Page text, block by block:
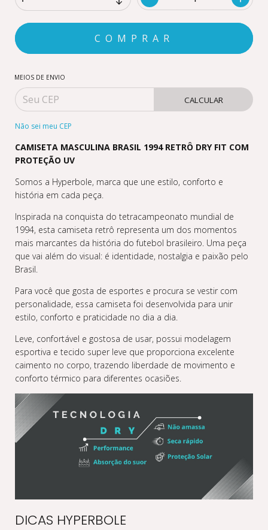
MEIOS DE ENVIO
CALCULAR
Não sei meu CEP
CAMISETA MASCULINA BRASIL 1994 RETRÔ DRY FIT COM
PROTEÇÃO UV
Somos a Hyperbole, marca que une estilo, conforto e
história em cada peça.
Inspirada na conquista do tetracampeonato mundial de
1994, esta camiseta retrô representa um dos momentos
mais marcantes da história do futebol brasileiro. Uma peça
que vai além do visual: é identidade, nostalgia e paixão pelo
Brasil.
Para você que gosta de esportes e procura se vestir com
personalidade, essa camiseta foi desenvolvida para unir
estilo, conforto e praticidade no dia a dia.
Leve, confortável e gostosa de usar, possui modelagem
esportiva e tecido super leve que proporciona excelente
caimento no corpo, trazendo liberdade de movimento e
conforto térmico para diferentes ocasiões.
DICAS HYPERBOLE